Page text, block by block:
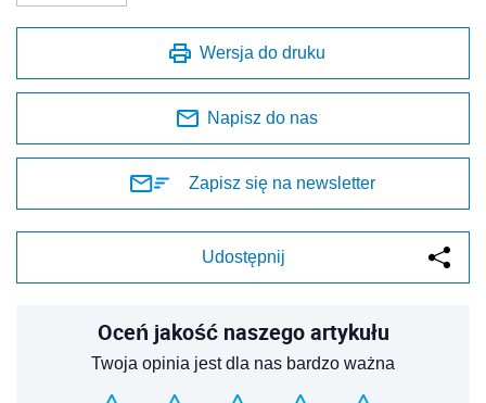
Wersja do druku
Napisz do nas
Zapisz się na newsletter
Udostępnij
Oceń jakość naszego artykułu
Twoja opinia jest dla nas bardzo ważna